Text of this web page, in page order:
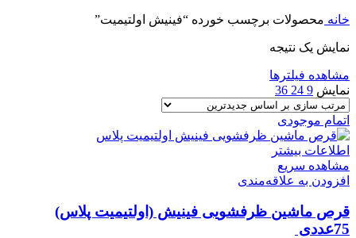
خانه محصولات برچسب خورده “فینیش اولتیمیت”
نمایش یک نتیجه
مشاهده فیلترها
نمایش 9
24
36
اتمام موجودی
اطلاعات بیشتر
مشاهده سریع
افزودن به علاقه‌مندی
قرص ماشین ظرفشویی فینیش (اولتیمیت پلاس)
75عددی